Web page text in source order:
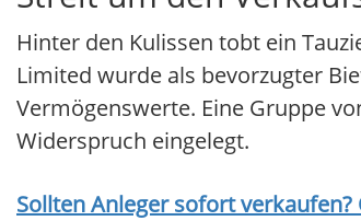
Hinter den Kulissen tobt ein
Limited wurde als bevorzugter
Vermögenswerte. Eine Gruppe
Widerspruch eingelegt.
Sollten Anleger sofort